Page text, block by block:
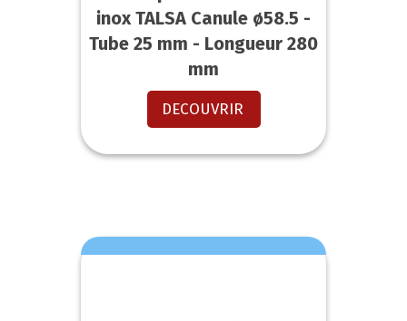
inox TALSA Canule ø58.5 -
Tube 25 mm - Longueur 280
mm
DECOUVRIR